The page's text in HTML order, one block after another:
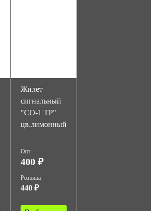
Жилет
сигнальный
"СО-1 ТР"
цв.лимонный
Опт
400 ₽
Розница
440 ₽